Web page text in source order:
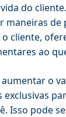
do
maneiras
cliente,
ao
o
Isso pode